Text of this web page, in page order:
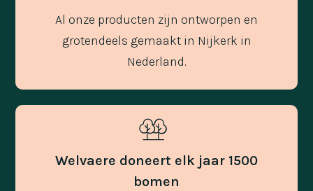
Al onze producten zijn ontworpen en
grotendeels gemaakt in Nijkerk in
Nederland.
Welvaere doneert elk jaar 1500
bomen